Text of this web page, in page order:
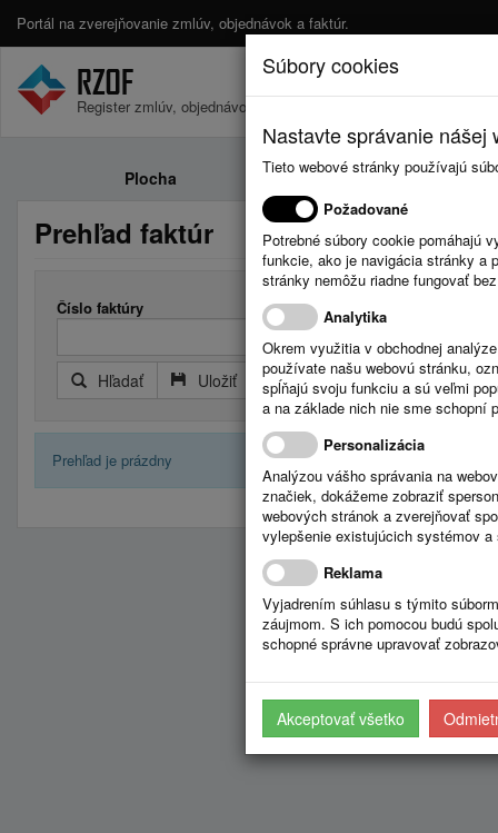
Portál na zverejňovanie zmlúv, objednávok a faktúr.
Register zmlúv, objednávok a faktúr.
Plocha Zmluvy
Prehľad faktúr
Číslo faktúry
Hľadať Uložiť Reset Rozšírený filter
Prehľad je prázdny
Súbory cookies
Nastavte správanie
Tieto webové stránky používajú
Požadované
Potrebné súbory cookie pomáhajú
funkcie, ako je navigácia stránky a
stránky nemôžu riadne fungovať
Analytika
Okrem využitia v obchodnej
používate našu webovú stránku,
spĺňajú svoju funkciu a sú veľmi
a na základe nich nie sme schopní
Personalizácia
Analýzou vášho správania na
značiek, dokážeme zobraziť
webových stránok a zverejňovať
vylepšenie existujúcich systémov
Reklama
Vyjadrením súhlasu s týmito
záujmom. S ich pomocou budú
schopné správne upravovať
Akceptovať všetko